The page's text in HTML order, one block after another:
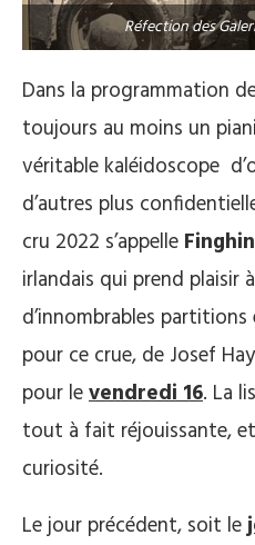
Réfection des
Dans la programmation
toujours au moins un
véritable kaléidoscope
d’autres plus
cru 2022 s’appelle
irlandais qui prend plaisir
d’innombrables
pour ce crue, de Josef
pour levendredi 16. La
tout à fait réjouissante,
curiosité.
Le jour précédent, soit le